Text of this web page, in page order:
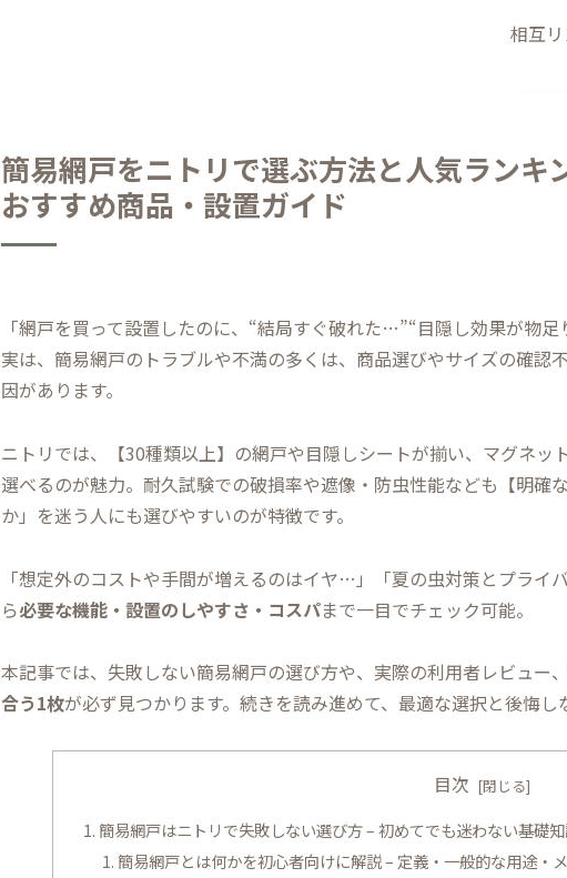
相互
簡易網戸をニトリで選ぶ方法と人気ランキ
おすすめ商品・設置ガイド
「網戸を買って設置したのに、“結局すぐ破れた…”“目隠し効果が物
実は、簡易網戸のトラブルや不満の多くは、商品選びやサイズの確認
因があります。
ニトリでは、【30種類以上】の網戸や目隠しシートが揃い、マグネッ
選べるのが魅力。耐久試験での破損率や遮像・防虫性能なども【明確
か」を迷う人にも選びやすいのが特徴です。
「想定外のコストや手間が増えるのはイヤ…」「夏の虫対策とプライ
ら必要な機能・設置のしやすさ・コスパまで一目でチェック可能。
本記事では、失敗しない簡易網戸の選び方や、実際の利用者レビュー
合う1枚が必ず見つかります。続きを読み進めて、最適な選択と後悔し
目次
簡易網戸はニトリで失敗しない選び方 – 初めてでも迷わない基礎
簡易網戸とは何かを初心者向けに解説 – 定義・一般的な用途・